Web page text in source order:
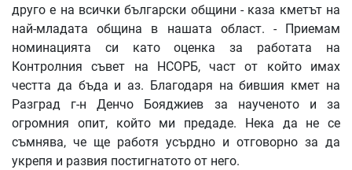
друго е на всички български общини - каза кметът на
най-младата община в нашата област. - Приемам
номинацията си като оценка за работата на
Контролния съвет на НСОРБ, част от който имах
честта да бъда и аз. Благодаря на бившия кмет на
Разград г-н Денчо Бояджиев за наученото и за
огромния опит, който ми предаде. Нека да не се
съмнява, че ще работя усърдно и отговорно за да
укрепя и развия постигнатото от него.